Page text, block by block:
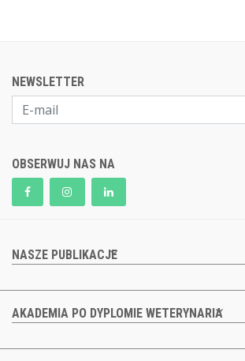
NEWSLETTER
OBSERWUJ NAS NA
NASZE PUBLIKACJE
AKADEMIA PO DYPLOMIE WETERYNARIA